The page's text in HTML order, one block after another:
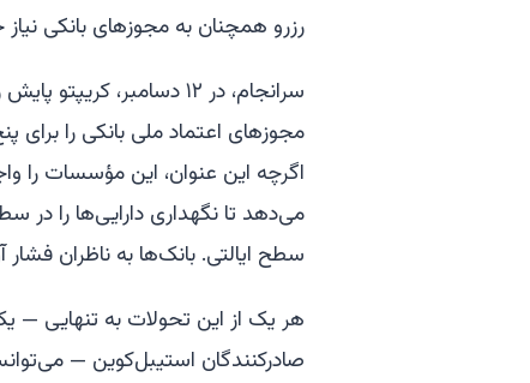
رزرو همچنان به مجوزهای بانکی
سرانجام، در ۱۲ دسامبر،
اگرچه این عنوان، این مؤسسات را
می‌دهد تا نگهداری دارایی‌ها را در
سطح ایالتی. بانک‌ها به ناظران فشار
هر یک از این تحولات به تنهایی —
صادرکنندگان استیبل‌کوین —